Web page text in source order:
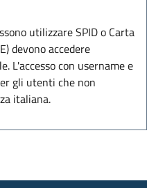
utilizzare SPID o Carta
devono accedere
L'accesso con username e
gli utenti che non
italiana.